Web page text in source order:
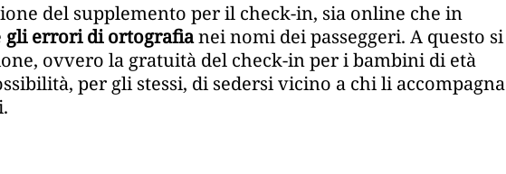
del supplemento per il check-in, sia online che in
gli errori di ortografianei nomi dei passeggeri. A questo si
ovvero la gratuità del check-in per i bambini di età
per gli stessi, di sedersi vicino a chi li accompagna